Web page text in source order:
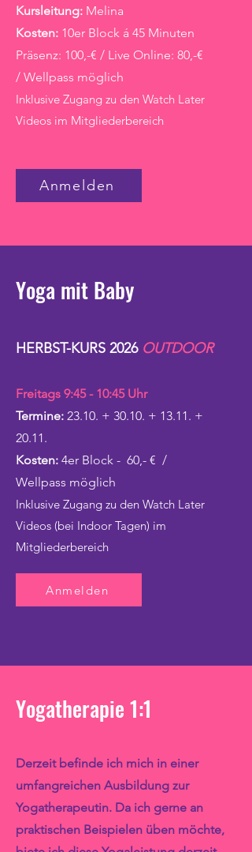
Kursleitung: Melina
Kosten: 10er Block á 45 Minuten
Präsenz: 100,-€ / Live Online: 80,-€
/ Wellpass möglich
Inklusive Zugang zu den Watch Later
Videos im Mitgliederbereich
Anmelden
Yoga mit Baby
HERBST-KURS 2026 OUTDOOR
Freitags 9:45 - 10:45 Uhr
Termine: 23.10. + 30.10. + 13.11. +
20.11.
Kosten: 4er Block - 60,- € /
Wellpass möglich
Inklusive Zugang zu den Watch Later
Videos (bei Indoor Tagen) im
Mitgliederbereich
Anmelden
Yogatherapie 1:1
Derzeit befinde ich mich in einer
umfangreichen Ausbildung zur
Yogatherapeutin. Da ich gerne an
praktischen Beispielen üben möchte,